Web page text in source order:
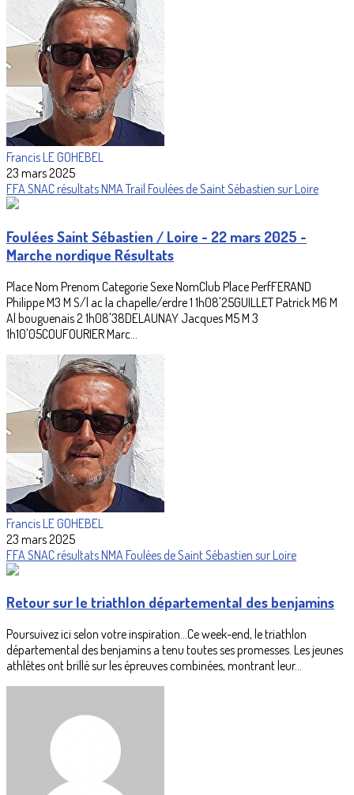
Francis LE GOHEBEL
23 mars 2025
FFASNACrésultatsNMATrail Foulées de Saint Sébastien sur Loire
Foulées Saint Sébastien / Loire - 22 mars 2025 -
Marche nordique Résultats
Place Nom Prenom Categorie Sexe NomClub Place PerfFERAND
Philippe M3 M S/l ac la chapelle/erdre 1 1h08'25GUILLET Patrick M6 M
Al bouguenais 2 1h08'38DELAUNAY Jacques M5 M 3
1h10'05COUFOURIER Marc...
Francis LE GOHEBEL
23 mars 2025
FFA SNACrésultatsNMA Foulées de Saint Sébastien sur Loire
Retour sur le triathlon départemental des benjamins
Poursuivez ici selon votre inspiration...Ce week-end, le triathlon
départemental des benjamins a tenu toutes ses promesses. Les jeunes
athlètes ont brillé sur les épreuves combinées, montrant leur...